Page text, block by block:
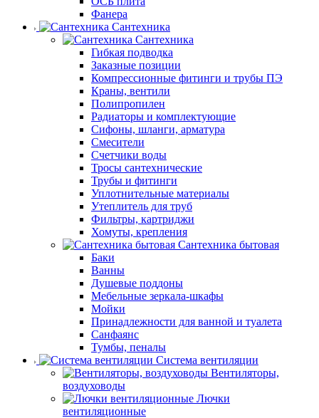
Фанера
Сантехника
Сантехника
Гибкая подводка
Заказные позиции
Компрессионные фитинги и трубы ПЭ
Краны, вентили
Полипропилен
Радиаторы и комплектующие
Сифоны, шланги, арматура
Смесители
Счетчики воды
Тросы сантехнические
Трубы и фитинги
Уплотнительные материалы
Утеплитель для труб
Фильтры, картриджи
Хомуты, крепления
Сантехника бытовая
Баки
Ванны
Душевые поддоны
Мебельные зеркала-шкафы
Мойки
Принадлежности для ванной и туалета
Санфаянс
Тумбы, пеналы
Система вентиляции
Вентиляторы,
воздуховоды
Лючки
вентиляционные